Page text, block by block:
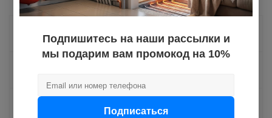
Как купить
Подпишитесь на наши рассылки и
мы подарим вам промокод на 10%
Подписаться